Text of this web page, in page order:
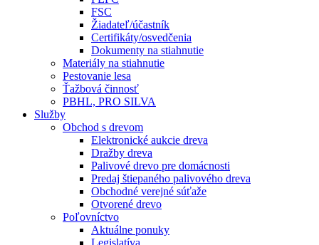
FSC
Žiadateľ/účastník
Certifikáty/osvedčenia
Dokumenty na stiahnutie
Materiály na stiahnutie
Pestovanie lesa
Ťažbová činnosť
PBHL, PRO SILVA
Služby
Obchod s drevom
Elektronické aukcie dreva
Dražby dreva
Palivové drevo pre domácnosti
Predaj štiepaného palivového dreva
Obchodné verejné súťaže
Otvorené drevo
Poľovníctvo
Aktuálne ponuky
Legislatíva